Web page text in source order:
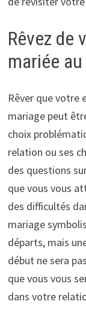
Rêvez de
mariée
Rêver que votre
mariage peut
choix
relation ou ses
des questions
que vous vous
des difficultés
mariage
départs, mais
début ne sera
que vous vous
dans votre